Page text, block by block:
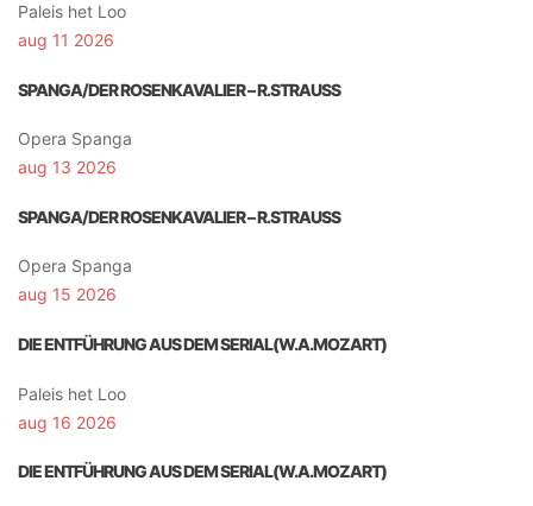
Paleis het Loo
aug 11 2026
SPANGA/DER ROSENKAVALIER – R.STRAUSS
Opera Spanga
aug 13 2026
SPANGA/DER ROSENKAVALIER – R.STRAUSS
Opera Spanga
aug 15 2026
DIE ENTFÜHRUNG AUS DEM SERIAL(W.A.MOZART)
Paleis het Loo
aug 16 2026
DIE ENTFÜHRUNG AUS DEM SERIAL(W.A.MOZART)